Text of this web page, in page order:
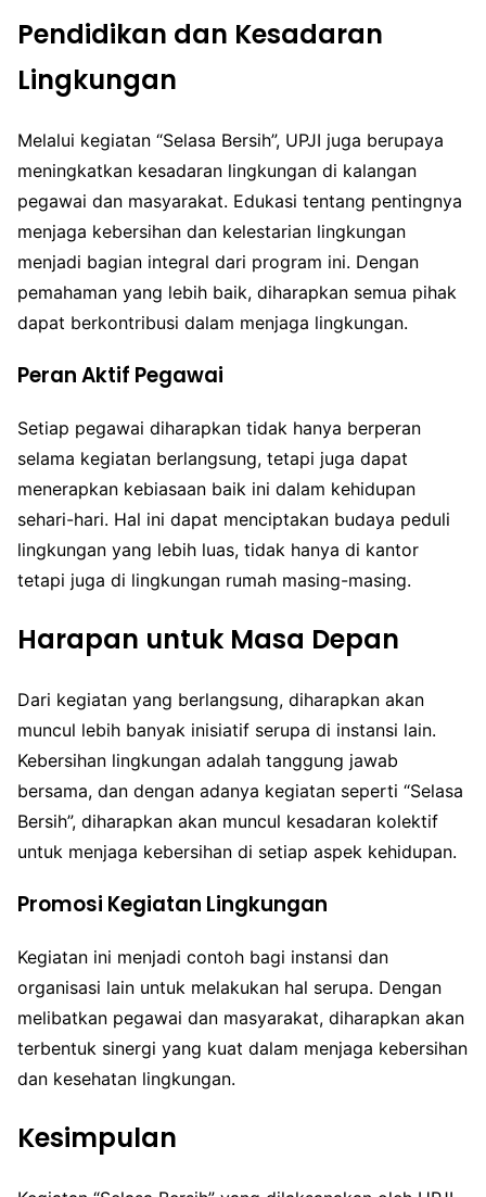
Pendidikan dan Kesadaran
Lingkungan
Melalui kegiatan “Selasa Bersih”, UPJI juga berupaya
meningkatkan kesadaran lingkungan di kalangan
pegawai dan masyarakat. Edukasi tentang pentingnya
menjaga kebersihan dan kelestarian lingkungan
menjadi bagian integral dari program ini. Dengan
pemahaman yang lebih baik, diharapkan semua pihak
dapat berkontribusi dalam menjaga lingkungan.
Peran Aktif Pegawai
Setiap pegawai diharapkan tidak hanya berperan
selama kegiatan berlangsung, tetapi juga dapat
menerapkan kebiasaan baik ini dalam kehidupan
sehari-hari. Hal ini dapat menciptakan budaya peduli
lingkungan yang lebih luas, tidak hanya di kantor
tetapi juga di lingkungan rumah masing-masing.
Harapan untuk Masa Depan
Dari kegiatan yang berlangsung, diharapkan akan
muncul lebih banyak inisiatif serupa di instansi lain.
Kebersihan lingkungan adalah tanggung jawab
bersama, dan dengan adanya kegiatan seperti “Selasa
Bersih”, diharapkan akan muncul kesadaran kolektif
untuk menjaga kebersihan di setiap aspek kehidupan.
Promosi Kegiatan Lingkungan
Kegiatan ini menjadi contoh bagi instansi dan
organisasi lain untuk melakukan hal serupa. Dengan
melibatkan pegawai dan masyarakat, diharapkan akan
terbentuk sinergi yang kuat dalam menjaga kebersihan
dan kesehatan lingkungan.
Kesimpulan